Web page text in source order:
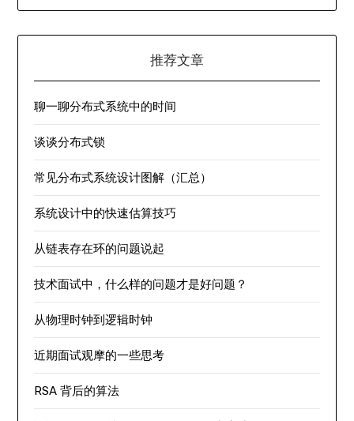
推荐文章
聊一聊分布式系统中的时间
谈谈分布式锁
常见分布式系统设计图解（汇总）
系统设计中的快速估算技巧
从链表存在环的问题说起
技术面试中，什么样的问题才是好问题？
从物理时钟到逻辑时钟
近期面试观摩的一些思考
RSA 背后的算法